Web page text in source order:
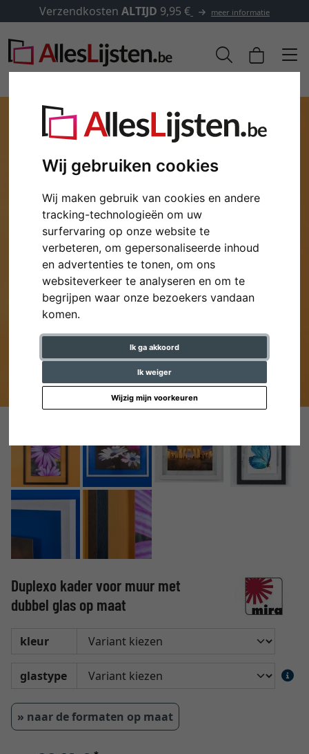
Wij gebruiken cookies
Wij maken gebruik van cookies en andere
tracking-technologieën om uw
surfervaring op onze website te
verbeteren, om gepersonaliseerde inhoud
en advertenties te tonen, om ons
websiteverkeer te analyseren en om te
begrijpen waar onze bezoekers vandaan
komen.
Ik ga akkoord
Ik weiger
Wijzig mijn voorkeuren
Verzendkosten ALTIJD 9,95 € meer informatie
Terug
Duplexo kader voor muur met
dubbel glas op maat
kleur
glastype
» naar de formaten op maat